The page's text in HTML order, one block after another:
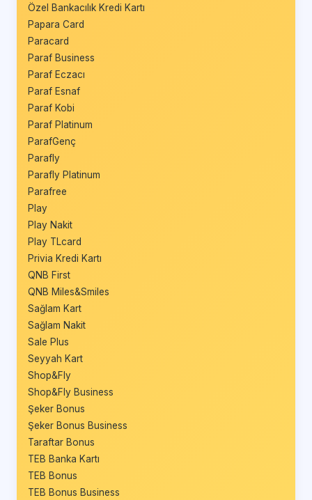
Özel Bankacılık Kredi Kartı
Papara Card
Paracard
Paraf Business
Paraf Eczacı
Paraf Esnaf
Paraf Kobi
Paraf Platinum
ParafGenç
Parafly
Parafly Platinum
Parafree
Play
Play Nakit
Play TLcard
Privia Kredi Kartı
QNB First
QNB Miles&Smiles
Sağlam Kart
Sağlam Nakit
Sale Plus
Seyyah Kart
Shop&Fly
Shop&Fly Business
Şeker Bonus
Şeker Bonus Business
Taraftar Bonus
TEB Banka Kartı
TEB Bonus
TEB Bonus Business